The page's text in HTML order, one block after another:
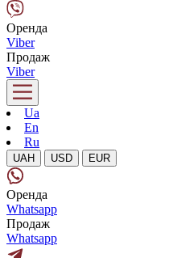
Оренда
Viber
Продаж
Viber
Ua
En
Ru
UAH USD EUR
Оренда
Whatsapp
Продаж
Whatsapp